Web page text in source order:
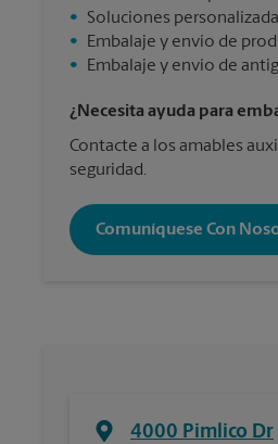
•
Soluciones
•
Embalaje y envío de
•
Embalaje y envío de
¿Necesita ayuda para
Contacte a los amables
seguridad.
Comuníquese Con
4000 Pimlico Dr